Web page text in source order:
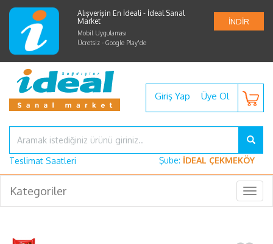
Alışverişin En İdeali - İdeal Sanal
Market
Mobil Uygulaması
Ücretsiz - Google Play'de
İNDİR
Giriş Yap Üye Ol
Teslimat Saatleri Şube: İDEAL ÇEKMEKÖY
Kategoriler